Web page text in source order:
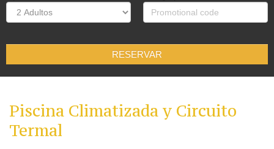
RESERVAR
Piscina Climatizada y Circuito
Termal